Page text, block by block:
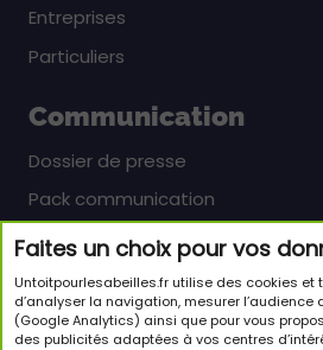
Faites un choix pour vos
Untoitpourlesabeilles.fr utilise des cookies
d’analyser la navigation, mesurer
(Google Analytics) ainsi que pour vous
des publicités adaptées à vos centres
Entreprises
Particuliers
Communication
Dossier de presse
Pack communication
Newsletter
Inscrivez-vous pour en savoir
passionnant des abeilles et sur